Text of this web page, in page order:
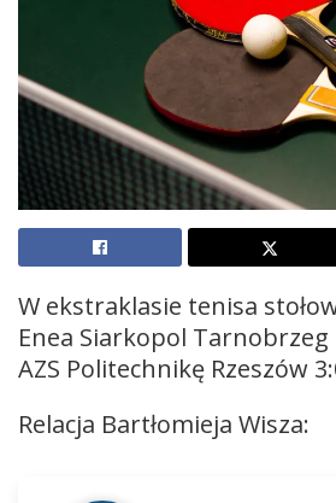
W ekstraklasie tenisa
Enea Siarkopol Tarnobrzeg
AZS Politechnikę Rzeszów
Relacja Bartłomieja Wisza: